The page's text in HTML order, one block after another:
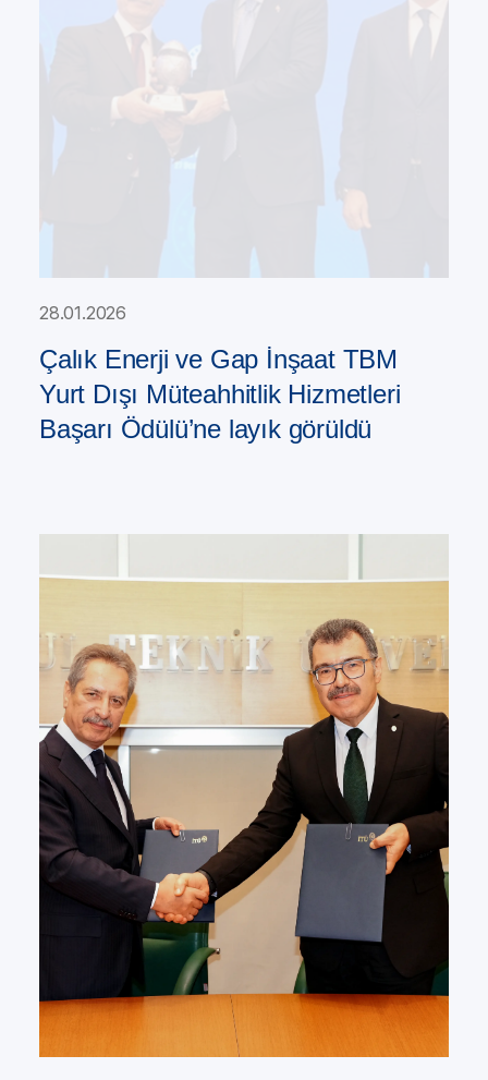
28.01.2026
Çalık Enerji ve Gap İnşaat TBM
Yurt Dışı Müteahhitlik Hizmetleri
Başarı Ödülü’ne layık görüldü